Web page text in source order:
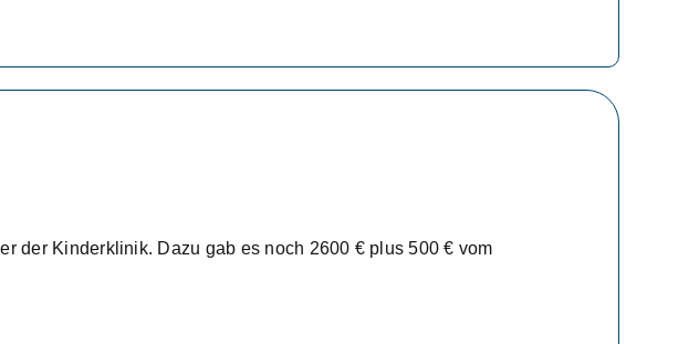
der Kinderklinik. Dazu gab es noch 2600 € plus 500 € vom